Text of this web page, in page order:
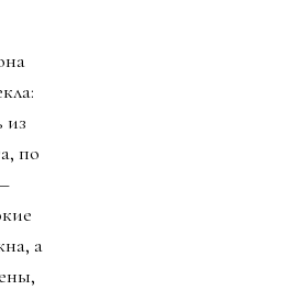
из
по
а